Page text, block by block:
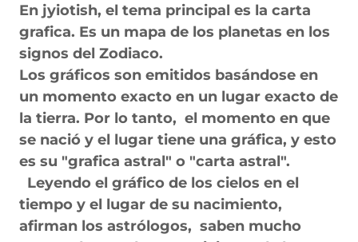
En jyiotish, el tema principal es la carta
grafica. Es un mapa de los planetas en los
signos del Zodiaco.
Los gráficos son emitidos basándose en
un momento exacto en un lugar exacto de
la tierra. Por lo tanto, el momento en que
se nació y el lugar tiene una gráfica, y esto
es su "grafica astral" o "carta astral".
Leyendo el gráfico de los cielos en el
tiempo y el lugar de su nacimiento,
afirman los astrólogos, saben mucho